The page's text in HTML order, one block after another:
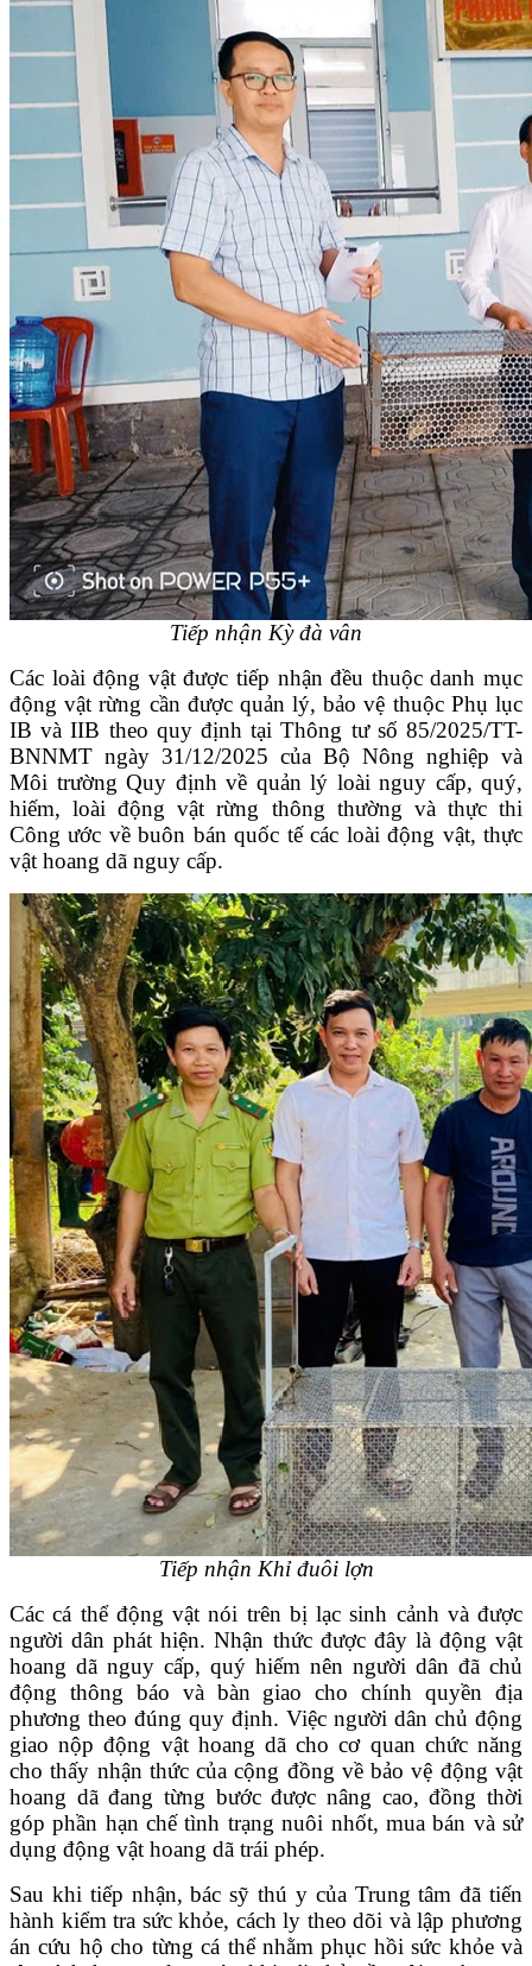
Tiếp nhận Kỳ đà vân
Các loài động vật được tiếp nhận đều thuộc danh mục
động vật rừng cần được quản lý, bảo vệ thuộc Phụ lục
IB và IIB theo quy định tại Thông tư số 85/2025/TT-
BNNMT ngày 31/12/2025 của Bộ Nông nghiệp và
Môi trường Quy định về quản lý loài nguy cấp, quý,
hiếm, loài động vật rừng thông thường và thực thi
Công ước về buôn bán quốc tế các loài động vật, thực
vật hoang dã nguy cấp.
Tiếp nhận Khỉ đuôi lợn
Các cá thể động vật nói trên bị lạc sinh cảnh và được
người dân phát hiện. Nhận thức được đây là động vật
hoang dã nguy cấp, quý hiếm nên người dân đã chủ
động thông báo và bàn giao cho chính quyền địa
phương theo đúng quy định. Việc người dân chủ động
giao nộp động vật hoang dã cho cơ quan chức năng
cho thấy nhận thức của cộng đồng về bảo vệ động vật
hoang dã đang từng bước được nâng cao, đồng thời
góp phần hạn chế tình trạng nuôi nhốt, mua bán và sử
dụng động vật hoang dã trái phép.
Sau khi tiếp nhận, bác sỹ thú y của Trung tâm đã tiến
hành kiểm tra sức khỏe, cách ly theo dõi và lập phương
án cứu hộ cho từng cá thể nhằm phục hồi sức khỏe và